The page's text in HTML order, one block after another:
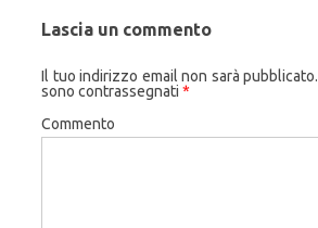
Lascia un commento
Il tuo indirizzo email non sarà pubblicato.
sono contrassegnati *
Commento